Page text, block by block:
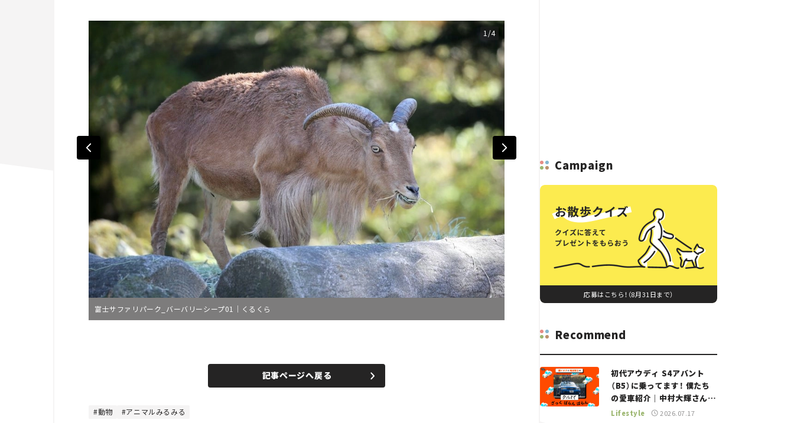
1/4
富士サファリパーク_バーバリーシープ01｜くるくら
8
.
記事ページへ戻る
動物 アニマルみるみる
Campaign
応募はこちら！（8月31日まで）
Recommend
初代アウディ S4アバント
（B5）に乗ってます！ 僕たち
の愛車紹介｜中村大輝さん
——瀬イオナと嶋田智之の
Lifestyle 2026.07.17